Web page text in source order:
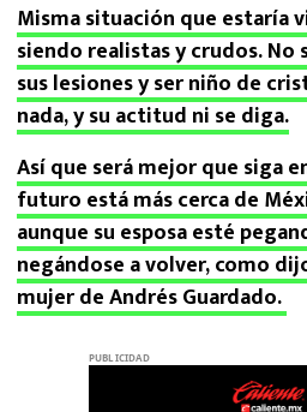
Misma situación que estaría
siendo realistas y crudos. No
sus lesiones y ser niño de
nada, y su actitud ni se diga.
Así que será mejor que siga
futuro está más cerca de
aunque su esposa esté
negándose a volver, como
mujer de Andrés Guardado.